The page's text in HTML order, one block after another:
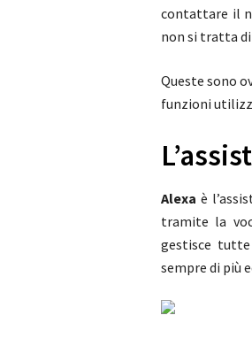
contattare il
non si tratta
Queste sono
funzioni
Alexa è
tramite la
gestisce
sempre di più